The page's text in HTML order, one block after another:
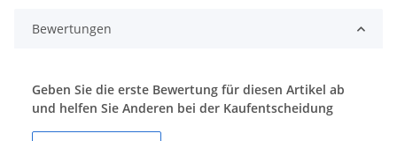
Bewertungen
Geben Sie die erste Bewertung für diesen Artikel ab
und helfen Sie Anderen bei der Kaufentscheidung